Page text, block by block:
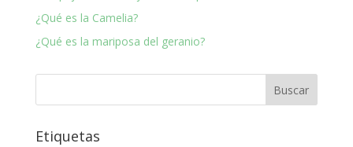
¿Qué es la Camelia?
¿Qué es la mariposa del geranio?
Etiquetas